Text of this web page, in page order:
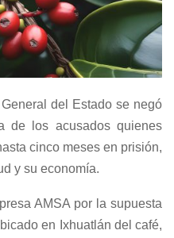
del Estado se negó
de los acusados quienes
cinco meses en prisión,
y su economía.
AMSA por la supuesta
en Ixhuatlán del café,